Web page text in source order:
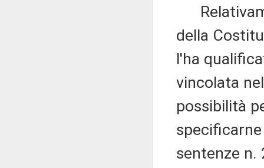
della
l'ha
vincolata
possibilità
sentenze n.